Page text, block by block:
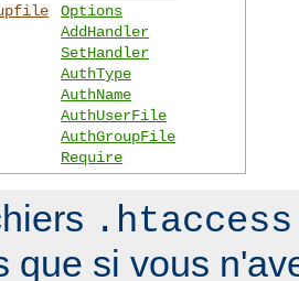
Options
AddHandler
SetHandler
AuthType
AuthName
AuthUserFile
AuthGroupFile
Require
.htaccess
que si vous